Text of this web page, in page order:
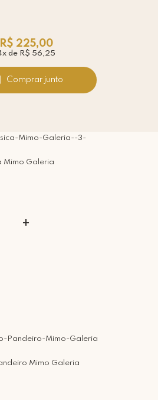
R$ 225,00
de R$ 56,25
Comprar junto
Mimo Galeria
+
Mimo Galeria